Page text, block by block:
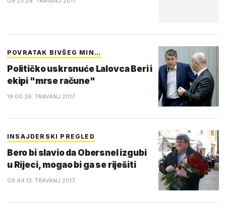
POVRATAK BIVŠEG MIN…
Političko uskrsnuće Lalovca Beri i
ekipi "mrse račune"
19:00 26. TRAVANJ 2017.
INSAJDERSKI PREGLED
Bero bi slavio da Obersnel izgubi
u Rijeci, mogao bi ga se riješiti
09:44 13. TRAVANJ 2017.